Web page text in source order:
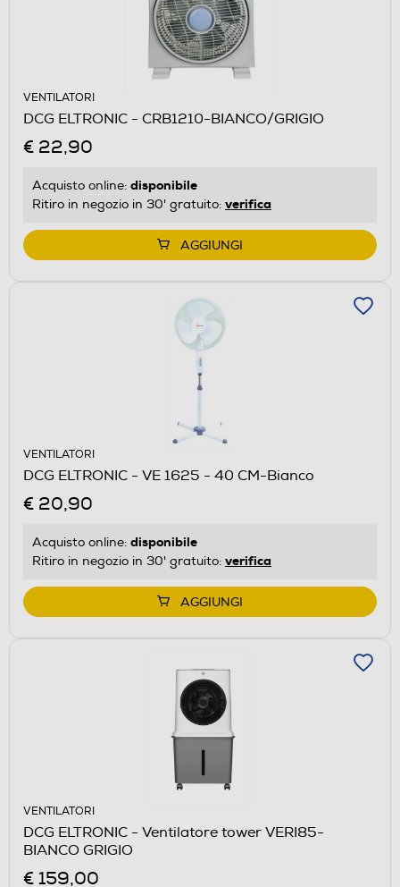
VENTILATORI
DCG ELTRONIC - CRB1210-BIANCO/GRIGIO
€ 22,90
Acquisto online: disponibile
Ritiro in negozio in 30' gratuito: verifica
AGGIUNGI
VENTILATORI
DCG ELTRONIC - VE 1625 - 40 CM-Bianco
€ 20,90
Acquisto online: disponibile
Ritiro in negozio in 30' gratuito: verifica
AGGIUNGI
VENTILATORI
DCG ELTRONIC - Ventilatore tower VERI85-
BIANCO GRIGIO
€ 159,00